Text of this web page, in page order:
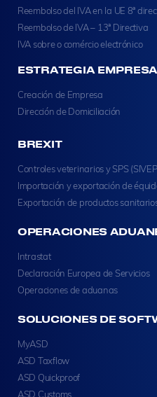
Reembolso del IVA en la UE 8ª
Reembolso de IVA – 13ª Directiva
IVA sobre o comércio electrónico
ESTRATEGIA
Creación de Empresa
Dirección de Domiciliación
BREXIT
Controles veterinarios y SPS
Importación y exportación de
Exportación de productos
OPERACIONES
Intrastat
Declaración Europea de Servicios
Operaciones de aduanas
SOLUCIONES DE
MyASD
ASD Taxflow
ASD Quickproof
ASD Customs